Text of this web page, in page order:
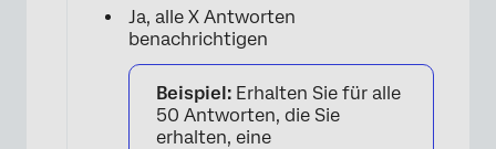
Ja, alle X Antworten
benachrichtigen
Beispiel: Erhalten Sie für alle
50 Antworten, die Sie
erhalten, eine